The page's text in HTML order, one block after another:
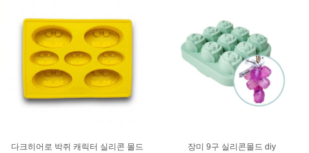
다크히어로 박쥐 캐릭터 실리콘 몰드
장미 9구 실리콘몰드 diy